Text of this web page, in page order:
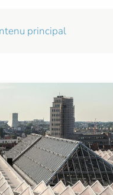
principal